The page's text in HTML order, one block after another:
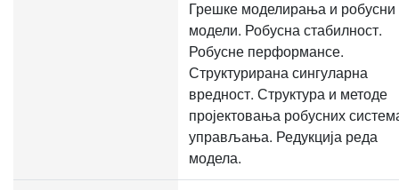
Грешке моделирања и робусни
модели. Робусна стабилност.
Робусне перформансе.
Структурирана сингуларна
вредност. Структура и методе
пројектовања робусних
управљања. Редукција реда
модела.